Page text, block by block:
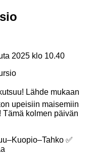
2025 klo 10.40
Lähde mukaan
upeisiin maisemiin
kolmen päivän
✅